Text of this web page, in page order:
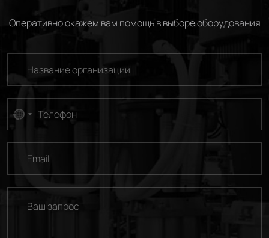
Оперативно окажем вам помощь в выборе оборудования
No